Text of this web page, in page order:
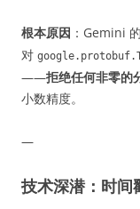
根本原因 ：Gemini 的
对
——拒绝任何非零的
小数精度。
—
技术深潜：时间